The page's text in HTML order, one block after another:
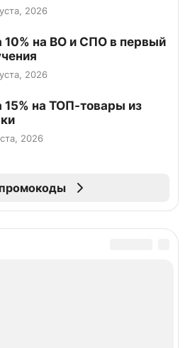
2026
10% на ВО и СПО в первый
2026
15% на ТОП-товары из
2026